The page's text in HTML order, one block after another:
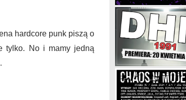
hardcore punk piszą o
tylko. No i mamy jedną